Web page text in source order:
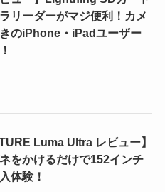
リーダーがマジ便利！カメ
のiPhone・iPadユーザー
Luma Ultra レビュー】
をかけるだけで152インチ
体験！